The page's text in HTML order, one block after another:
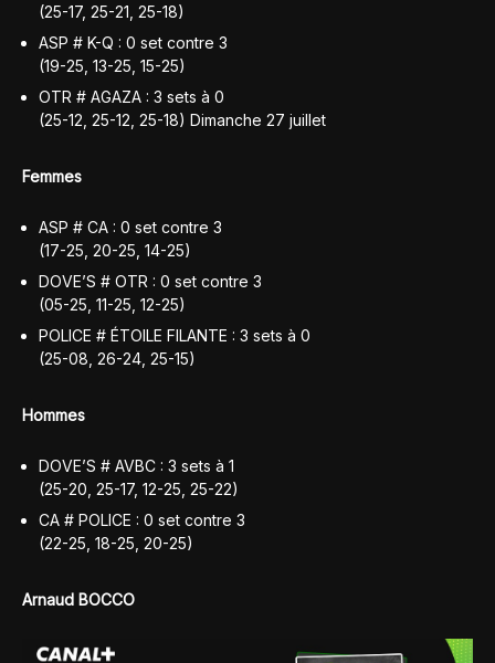
(25-17, 25-21, 25-18)
ASP # K-Q : 0 set contre 3
(19-25, 13-25, 15-25)
OTR # AGAZA : 3 sets à 0
(25-12, 25-12, 25-18) Dimanche 27 juillet
Femmes
ASP # CA : 0 set contre 3
(17-25, 20-25, 14-25)
DOVE’S # OTR : 0 set contre 3
(05-25, 11-25, 12-25)
POLICE # ÉTOILE FILANTE : 3 sets à 0
(25-08, 26-24, 25-15)
Hommes
DOVE’S # AVBC : 3 sets à 1
(25-20, 25-17, 12-25, 25-22)
CA # POLICE : 0 set contre 3
(22-25, 18-25, 20-25)
Arnaud BOCCO